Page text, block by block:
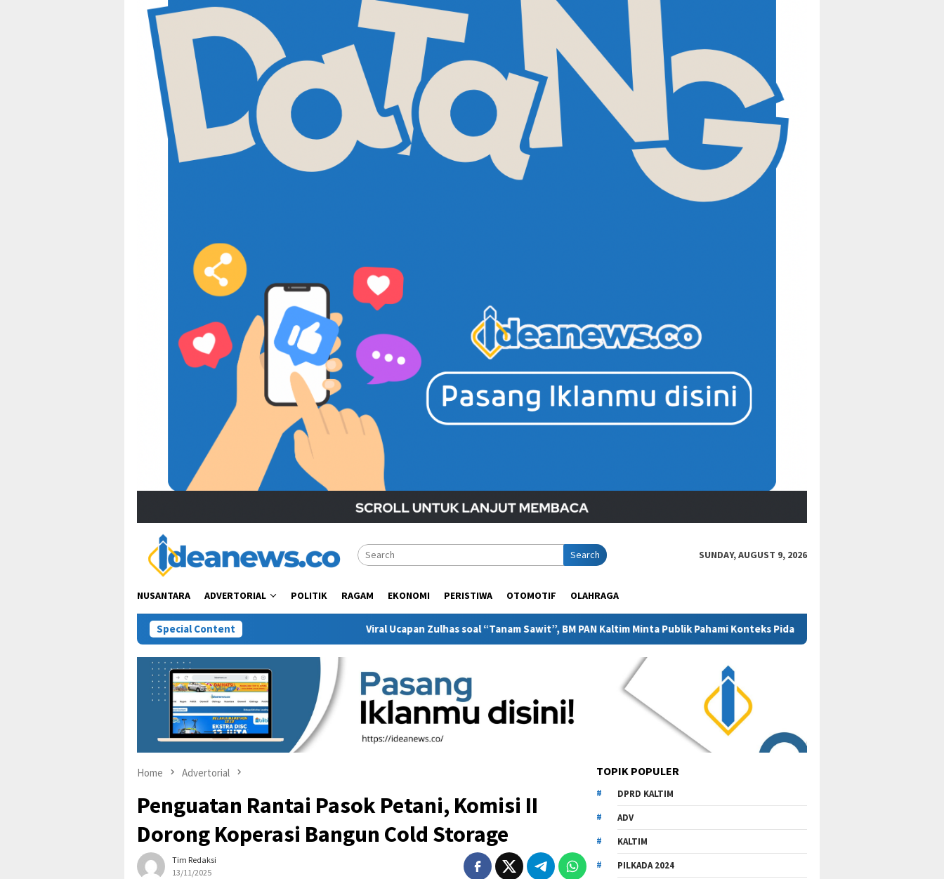
Search SUNDAY, AUGUST 9, 2026
NUSANTARA ADVERTORIAL POLITIK RAGAM EKONOMI PERISTIWA OTOMOTIF OLAHRAGA
Special Content Viral Ucapan Zulhas soal “Tanam Sawit”, BM PAN Kaltim Minta Publik Pahami Konteks Pidato Secara Utuh “Bacot Nih Pasien” Berujung
Home Advertorial
Penguatan Rantai Pasok Petani, Komisi II
Dorong Koperasi Bangun Cold Storage
Tim Redaksi
13/11/2025
TOPIK POPULER
DPRD KALTIM
ADV
KALTIM
PILKADA 2024